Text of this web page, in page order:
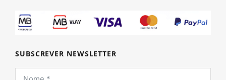
SUBSCREVER NEWSLETTER